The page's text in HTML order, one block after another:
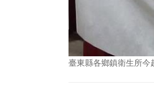
臺東縣各鄉鎮衛生所